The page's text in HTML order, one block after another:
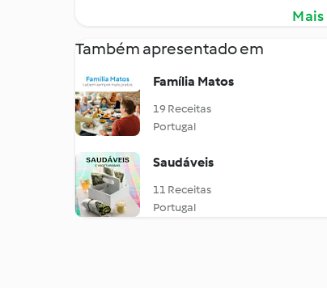
Também apresentado em
Família Matos
19 Receitas
Portugal
Saudáveis
11 Receitas
Portugal